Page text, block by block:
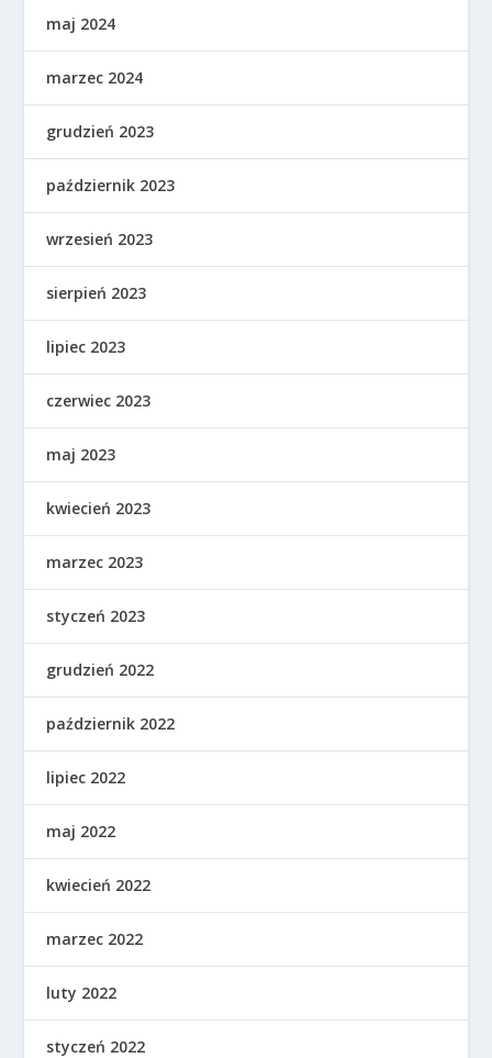
maj 2024
marzec 2024
grudzień 2023
październik 2023
wrzesień 2023
sierpień 2023
lipiec 2023
czerwiec 2023
maj 2023
kwiecień 2023
marzec 2023
styczeń 2023
grudzień 2022
październik 2022
lipiec 2022
maj 2022
kwiecień 2022
marzec 2022
luty 2022
styczeń 2022